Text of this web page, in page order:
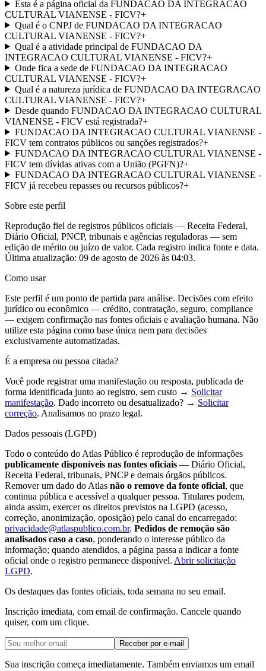
Esta é a página oficial da FUNDACAO DA INTEGRACAO
CULTURAL VIANENSE - FICV?+
Qual é o CNPJ de FUNDACAO DA INTEGRACAO
CULTURAL VIANENSE - FICV?+
Qual é a atividade principal de FUNDACAO DA
INTEGRACAO CULTURAL VIANENSE - FICV?+
Onde fica a sede de FUNDACAO DA INTEGRACAO
CULTURAL VIANENSE - FICV?+
Qual é a natureza jurídica de FUNDACAO DA INTEGRACAO
CULTURAL VIANENSE - FICV?+
Desde quando FUNDACAO DA INTEGRACAO CULTURAL
VIANENSE - FICV está registrada?+
FUNDACAO DA INTEGRACAO CULTURAL VIANENSE -
FICV tem contratos públicos ou sanções registrados?+
FUNDACAO DA INTEGRACAO CULTURAL VIANENSE -
FICV tem dívidas ativas com a União (PGFN)?+
FUNDACAO DA INTEGRACAO CULTURAL VIANENSE -
FICV já recebeu repasses ou recursos públicos?+
Sobre este perfil
Reprodução fiel de registros públicos oficiais — Receita Federal,
Diário Oficial, PNCP, tribunais e agências reguladoras — sem
edição de mérito ou juízo de valor. Cada registro indica fonte e data.
Última atualização: 09 de agosto de 2026 às 04:03.
Como usar
Este perfil é um ponto de partida para análise. Decisões com efeito
jurídico ou econômico — crédito, contratação, seguro, compliance
— exigem confirmação nas fontes oficiais e avaliação humana. Não
utilize esta página como base única nem para decisões
exclusivamente automatizadas.
É a empresa ou pessoa citada?
Você pode registrar uma manifestação ou resposta, publicada de
forma identificada junto ao registro, sem custo → Solicitar
manifestação. Dado incorreto ou desatualizado? → Solicitar
correção. Analisamos no prazo legal.
Dados pessoais (LGPD)
Todo o conteúdo do Atlas Público é reprodução de informações
publicamente disponíveis nas fontes oficiais — Diário Oficial,
Receita Federal, tribunais, PNCP e demais órgãos públicos.
Remover um dado do Atlas não o remove da fonte oficial, que
continua pública e acessível a qualquer pessoa. Titulares podem,
ainda assim, exercer os direitos previstos na LGPD (acesso,
correção, anonimização, oposição) pelo canal do encarregado:
privacidade@atlaspublico.com.br. Pedidos de remoção são
analisados caso a caso, ponderando o interesse público da
informação; quando atendidos, a página passa a indicar a fonte
oficial onde o registro permanece disponível. Abrir solicitação
LGPD.
Os destaques das fontes oficiais, toda semana no seu email.
Inscrição imediata, com email de confirmação. Cancele quando
quiser, com um clique.
Receber por e-mail
Sua inscrição começa imediatamente. Também enviamos um email